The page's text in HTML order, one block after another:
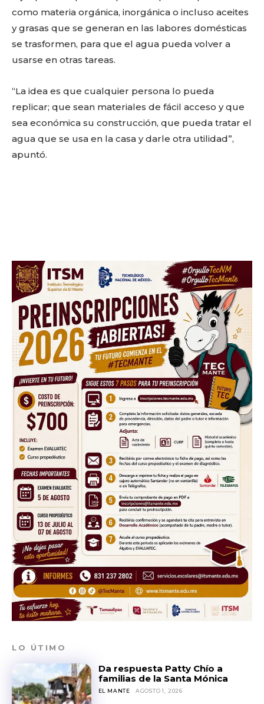
Facebook
Twitter
EmailWhatsApp
CopyGmailTelegram
SUBSCRIBE
como materia orgánica, inorgánica o incluso aceites
y grasas que se generan en las labores domésticas
se trasformen, para que el agua pueda volver a
usarse en otras tareas.
“La idea es que cualquier persona lo pueda
replicar; que sean materiales de fácil acceso y que
sea económica su construcción, que pueda tratar el
agua que se usa en la casa y darle otra utilidad”,
apuntó.
LO ÚTIMO
Da respuesta Patty Chío a
familias de la Santa Mónica
EL MANTE AGOSTO 1, 2026